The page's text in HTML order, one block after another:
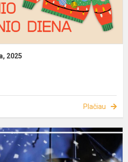
2025
Plačiau